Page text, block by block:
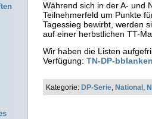
Während sich in der A- und
Teilnehmerfeld um Punkte
Tagessieg bewirbt, werden
auf einer herbstlichen TT-
Wir haben die Listen
Verfügung: TN-DP-
Kategorie: DP-Serie National